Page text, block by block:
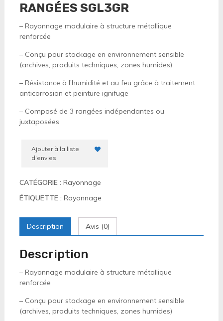
RANGÉES SGL3GR
– Rayonnage modulaire à structure métallique
renforcée
– Conçu pour stockage en environnement sensible
(archives, produits techniques, zones humides)
– Résistance à l’humidité et au feu grâce à traitement
anticorrosion et peinture ignifuge
– Composé de 3 rangées indépendantes ou
juxtaposées
Ajouter à la liste
d’envies
CATÉGORIE : Rayonnage
ÉTIQUETTE : Rayonnage
Description Avis (0)
Description
– Rayonnage modulaire à structure métallique
renforcée
– Conçu pour stockage en environnement sensible
(archives, produits techniques, zones humides)